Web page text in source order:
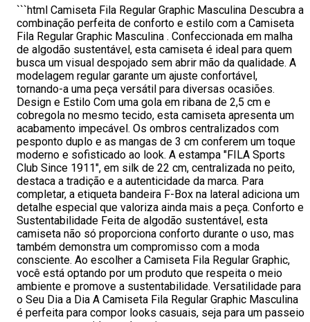
```html Camiseta Fila Regular Graphic Masculina Descubra a
combinação perfeita de conforto e estilo com a Camiseta
Fila Regular Graphic Masculina . Confeccionada em malha
de algodão sustentável, esta camiseta é ideal para quem
busca um visual despojado sem abrir mão da qualidade. A
modelagem regular garante um ajuste confortável,
tornando-a uma peça versátil para diversas ocasiões.
Design e Estilo Com uma gola em ribana de 2,5 cm e
cobregola no mesmo tecido, esta camiseta apresenta um
acabamento impecável. Os ombros centralizados com
pesponto duplo e as mangas de 3 cm conferem um toque
moderno e sofisticado ao look. A estampa "FILA Sports
Club Since 1911", em silk de 22 cm, centralizada no peito,
destaca a tradição e a autenticidade da marca. Para
completar, a etiqueta bandeira F-Box na lateral adiciona um
detalhe especial que valoriza ainda mais a peça. Conforto e
Sustentabilidade Feita de algodão sustentável, esta
camiseta não só proporciona conforto durante o uso, mas
também demonstra um compromisso com a moda
consciente. Ao escolher a Camiseta Fila Regular Graphic,
você está optando por um produto que respeita o meio
ambiente e promove a sustentabilidade. Versatilidade para
o Seu Dia a Dia A Camiseta Fila Regular Graphic Masculina
é perfeita para compor looks casuais, seja para um passeio